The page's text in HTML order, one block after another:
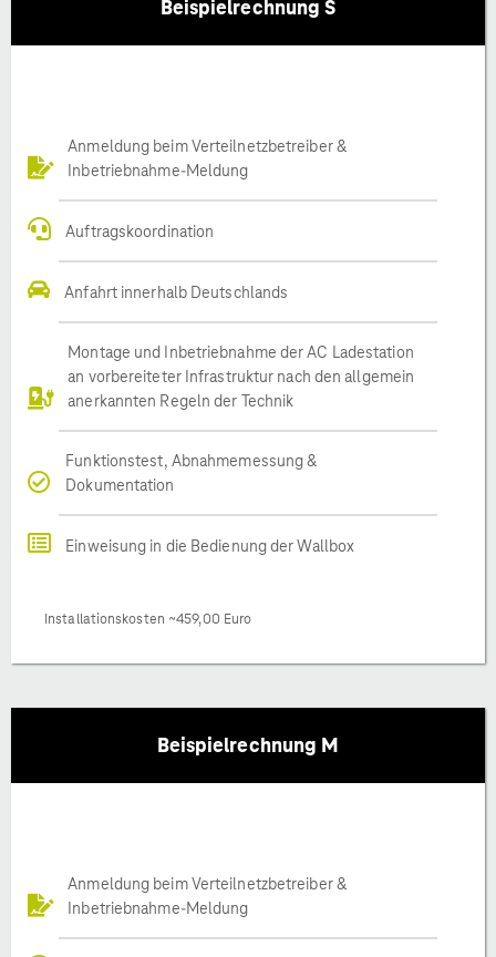
Beispielrechnung S
Anmeldung beim Verteilnetzbetreiber &
Inbetriebnahme-Meldung
Auftragskoordination
Anfahrt innerhalb Deutschlands
Montage und Inbetriebnahme der AC Ladestation
an vorbereiteter Infrastruktur nach den allgemein
anerkannten Regeln der Technik
Funktionstest, Abnahmemessung &
Dokumentation
Einweisung in die Bedienung der Wallbox
Installationskosten ~459,00 Euro
Beispielrechnung M
Anmeldung beim Verteilnetzbetreiber &
Inbetriebnahme-Meldung